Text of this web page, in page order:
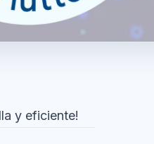
y eficiente!